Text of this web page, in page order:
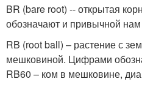
BR (bare root) -- открытая
обозначают и привычной
RB (root ball) – растение с
мешковиной. Цифрами
RB60 – ком в мешковине,